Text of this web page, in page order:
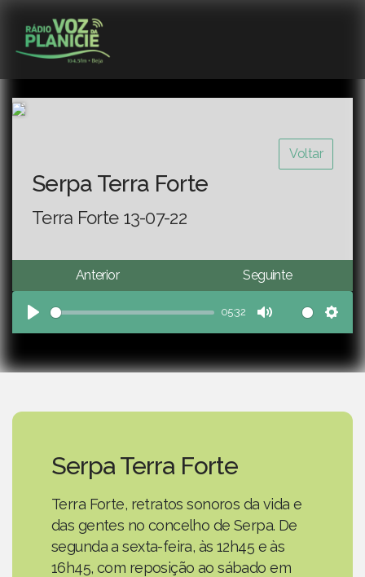
Voltar
Serpa Terra Forte
Terra Forte 13-07-22
Anterior Seguinte
Play
05:32
Mute
Serpa Terra Forte
Terra Forte, retratos sonoros da vida e
das gentes no concelho de Serpa. De
segunda a sexta-feira, às 12h45 e às
16h45, com reposição ao sábado em